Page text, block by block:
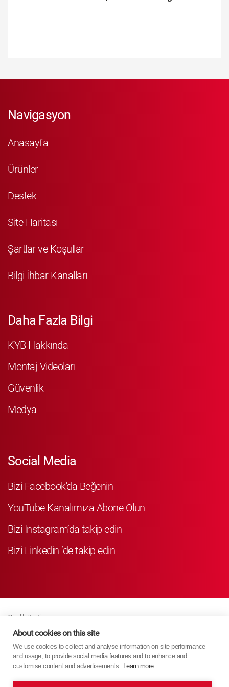
Navigasyon
Anasayfa
Ürünler
Destek
Site Haritası
Şartlar ve Koşullar
Bilgi İhbar Kanalları
Daha Fazla Bilgi
KYB Hakkında
Montaj Videoları
Güvenlik
Medya
Social Media
Bizi Facebook'da Beğenin
YouTube Kanalımıza Abone Olun
Bizi Instagram’da takip edin
Bizi Linkedin ‘de takip edin
Gizlilik Politikası
Business Partner Privacy
Çerez Poli̇ti̇kasi
Modern Slavery Act Policy
About cookies on this site
We use cookies to collect and analyse information on site performance
and usage, to provide social media features and to enhance and
customise content and advertisements. Learn more